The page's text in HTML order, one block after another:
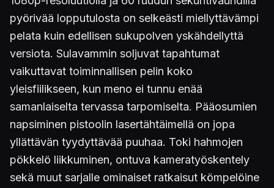
pyörivää lopputulosta on selkeästi miellyttävämpi
pelata kuin edellisen sukupolven yskähdellyttä
versiota. Sulavammin soljuvat tapahtumat
vaikuttavat toiminnallisen pelin koko
yleisfiilikseen, kun meno ei tunnu enää
samanlaiselta tervassa tarpomiselta. Pääosumien
napsiminen pistoolin lasertähtäimellä on jopa
yllättävän tyydyttävää puuhaa. Toki hahmojen
pökkelö liikkuminen, ontuva kameratyöskentely
sekä muut sarjalle ominaiset ratkaisut kömpelöine